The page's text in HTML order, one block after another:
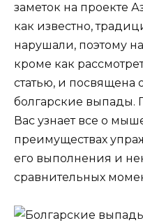
заметок на проекте
как известно,
нарушали, поэтому
кроме как
статью, и
болгарские выпады.
Вас узнает все о
преимуществах
его выполнения и
сравнительных